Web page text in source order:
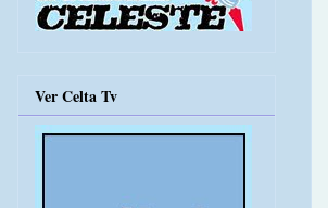
Ver Celta Tv